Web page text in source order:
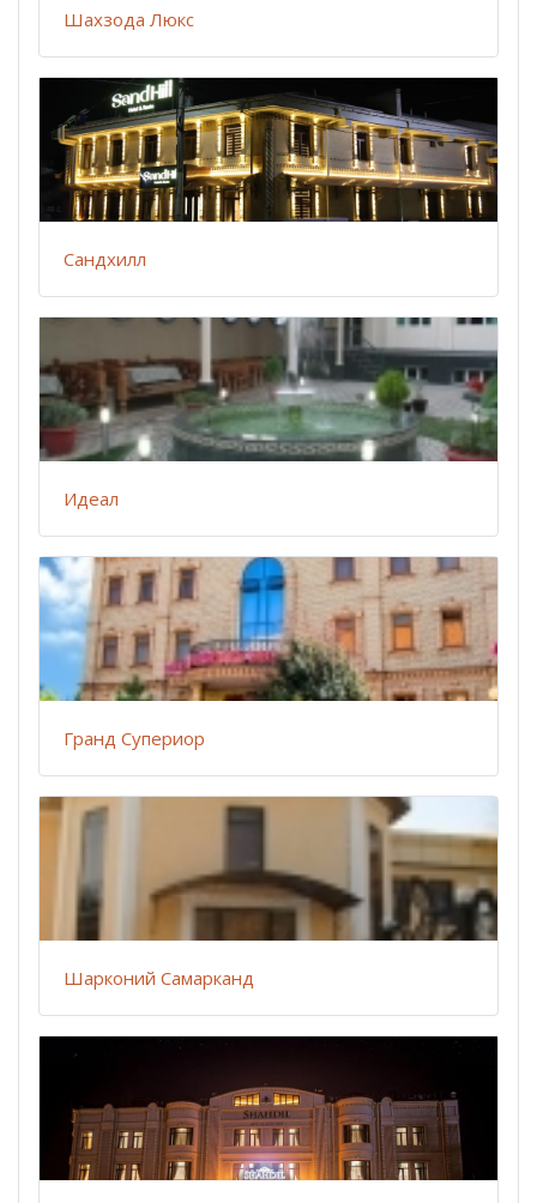
Шахзода Люкс
Сандхилл
Идеал
Гранд Супериор
Шарконий Самарканд